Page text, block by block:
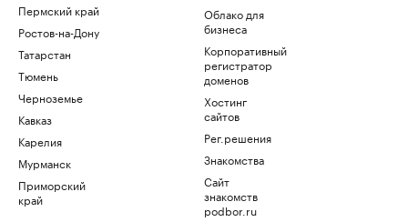
Пермский край
Ростов-на-Дону
Татарстан
Тюмень
Черноземье
Кавказ
Карелия
Мурманск
Приморский
край
Облако для
бизнеса
Корпоративный
регистратор
доменов
Хостинг
сайтов
Рег.решения
Знакомства
Сайт
знакомств
podbor.ru